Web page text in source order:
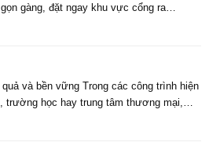
gàng, đặt ngay khu vực cổng ra…
và bền vững Trong các công trình hiện
trường học hay trung tâm thương mại,…